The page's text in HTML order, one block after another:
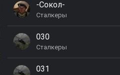
-Сокол-
Сталкеры
030
Сталкеры
031